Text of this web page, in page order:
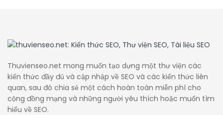
Thuvienseo.net mong muốn tạo dựng một thư viện các
kiến thức đầy đủ và cập nhập về SEO và các kiến thức liên
quan, sau đó chia sẻ một cách hoàn toàn miễn phí cho
cộng đồng mạng và những người yêu thích hoặc muốn tìm
hiểu về SEO.